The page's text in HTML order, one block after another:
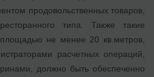
продовольственных товаров,
типа. Также такие
не менее 20 кв.метров,
расчетных операций,
должно быть обеспеченно